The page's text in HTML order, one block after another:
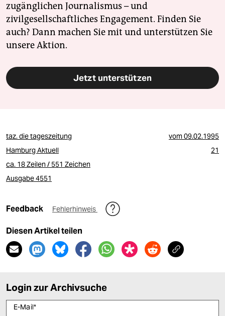
zugänglichen Journalismus – und
zivilgesellschaftliches Engagement. Finden Sie
auch? Dann machen Sie mit und unterstützen Sie
unsere Aktion.
Jetzt unterstützen
taz. die tageszeitung vom09.02.1995
Hamburg Aktuell
21
ca. 18 Zeilen / 551 Zeichen
Ausgabe 4551
Feedback Fehlerhinweis
Diesen Artikel teilen
Login zur Archivsuche
E-Mail*